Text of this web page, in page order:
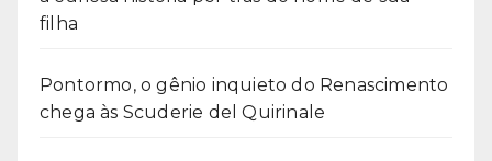
filha
Pontormo, o gênio inquieto do Renascimento
chega às Scuderie del Quirinale